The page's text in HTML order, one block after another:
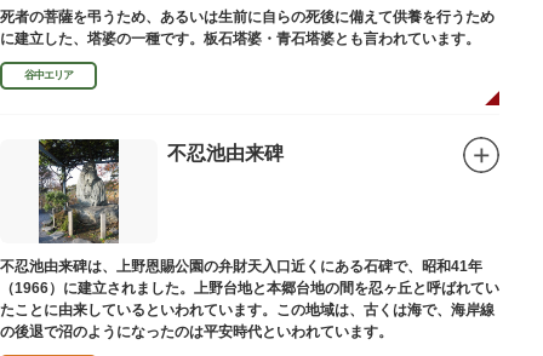
死者の菩薩を弔うため、あるいは生前に自らの死後に備えて供養を行うため
に建立した、塔婆の一種です。板石塔婆・青石塔婆とも言われています。
谷中エリア
不忍池由来碑
不忍池由来碑は、上野恩賜公園の弁財天入口近くにある石碑で、昭和41年
（1966）に建立されました。上野台地と本郷台地の間を忍ヶ丘と呼ばれてい
たことに由来しているといわれています。この地域は、古くは海で、海岸線
の後退で沼のようになったのは平安時代といわれています。